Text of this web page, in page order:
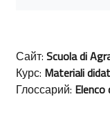
Сайт: Scuola di
Курс: Materiali
Глоссарий: Elenco